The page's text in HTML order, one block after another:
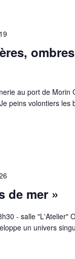
au port de Morin
peins volontiers
de mer »
- salle "L'Atelier"
un univers